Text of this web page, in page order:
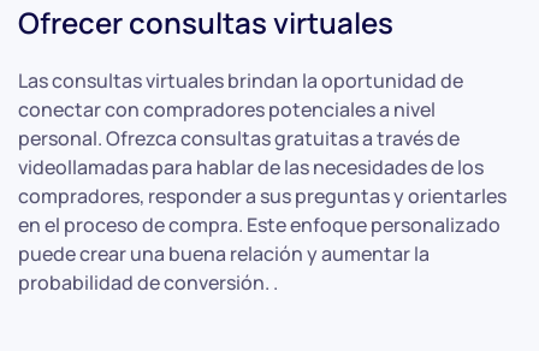
Ofrecer consultas virtuales
Las consultas virtuales brindan la oportunidad de
conectar con compradores potenciales a nivel
personal. Ofrezca consultas gratuitas a través de
videollamadas para hablar de las necesidades de los
compradores, responder a sus preguntas y orientarles
en el proceso de compra. Este enfoque personalizado
puede crear una buena relación y aumentar la
probabilidad de conversión. .